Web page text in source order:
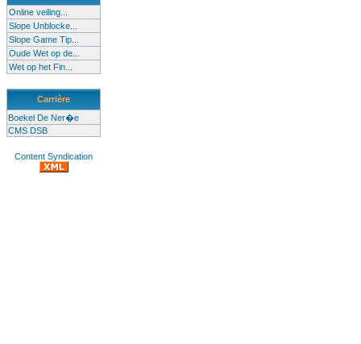
Online veiling...
Slope Unblocke...
Slope Game Tip...
Oude Wet op de...
Wet op het Fin...
Carrière
Boekel De Ner�e
CMS DSB
Content Syndication